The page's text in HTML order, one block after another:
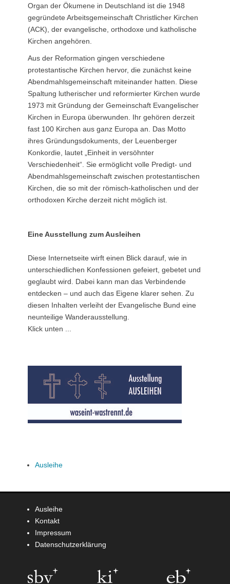
Organ der Ökumene in Deutschland ist die 1948
gegründete Arbeitsgemeinschaft Christlicher Kirchen
(ACK), der evangelische, orthodoxe und katholische
Kirchen angehören.
Aus der Reformation gingen verschiedene
protestantische Kirchen hervor, die zunächst keine
Abendmahlsgemeinschaft miteinander hatten. Diese
Spaltung lutherischer und reformierter Kirchen wurde
1973 mit Gründung der Gemeinschaft Evangelischer
Kirchen in Europa überwunden. Ihr gehören derzeit
fast 100 Kirchen aus ganz Europa an. Das Motto
ihres Gründungsdokuments, der Leuenberger
Konkordie, lautet „Einheit in versöhnter
Verschiedenheit“. Sie ermöglicht volle Predigt- und
Abendmahlsgemeinschaft zwischen protestantischen
Kirchen, die so mit der römisch-katholischen und der
orthodoxen Kirche derzeit nicht möglich ist.
Eine Ausstellung zum Ausleihen
Diese Internetseite wirft einen Blick darauf, wie in
unterschiedlichen Konfessionen gefeiert, gebetet und
geglaubt wird. Dabei kann man das Verbindende
entdecken – und auch das Eigene klarer sehen. Zu
diesen Inhalten verleiht der Evangelische Bund eine
neunteilige Wanderausstellung.
Klick unten ...
Ausleihe
Ausleihe
Kontakt
Impressum
Datenschutzerklärung